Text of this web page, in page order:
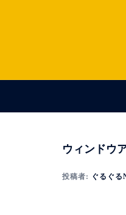
ウィンドウ
投稿者: ぐるぐ